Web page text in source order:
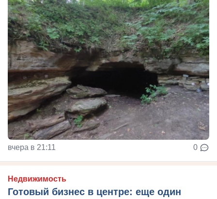
вчера в 21:11 0
Недвижимость
Готовый бизнес в центре: еще один